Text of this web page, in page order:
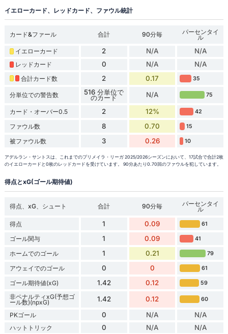
イエローカード、レッドカード、ファウル統計
カード&ファール 合計 90分毎 パーセンタイ
ル
イエローカード
2 N/A N/A
レッドカード 0 N/A N/A
合計カード数 2 0.17 35
分単位での警告数 516 分単位で
のカード N/A 75
カード・オーバー0.5 2 12% 42
ファウル数 8 0.70 15
被ファウル数 3 0.26 10
アデルラン・サントスは、これまでのプリメイラ・リーガ 2025/2026シーズンにおいて、17試合で合計2枚
のイエローカードと0枚のレッドカードを受けています。 90分あたり0.70回のファウルを犯しています。
得点とxG(ゴール期待値)
得点、xG、シュート 合計 90分毎 パーセンタイ
ル
得点
1 0.09 61
ゴール関与 1 0.09 41
ホームでのゴール 1 0.21 79
アウェイでのゴール 0 0 61
ゴール期待値(xG) 1.42 0.12 59
非ペナルティxG(予想ゴ
ール数)(npxG) 1.42 0.12 60
PKゴール 0 N/A N/A
ハットトリック 0 N/A N/A